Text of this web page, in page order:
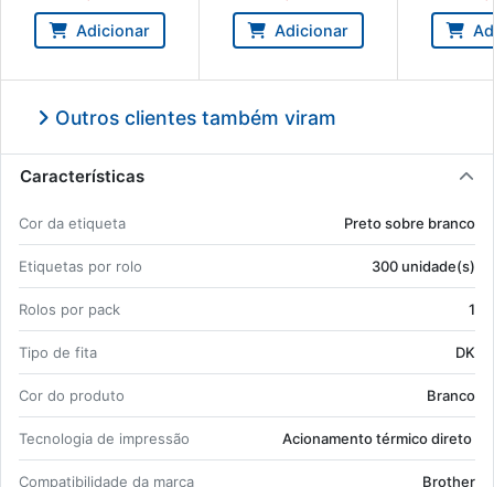
quetas brancas de 17 x 54
mm - Brother DK11204
Adicionar Adicionar
brancas de
Brother
Outros clientes também viram
Características
Cor da eti­queta Preto sobre branco
Eti­quetas por rolo 300 uni­dade(s)
Rolos por pack 1
Tipo de fita DK
Cor do pro­duto Branco
Tec­no­logia de im­pressão Aci­o­na­mento tér­mico di­reto
Com­pa­ti­bi­li­dade da marca Brother